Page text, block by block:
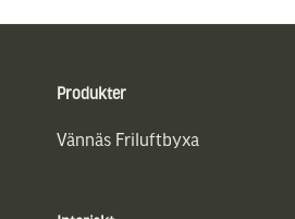
Produkter
Vännäs Friluftbyxa